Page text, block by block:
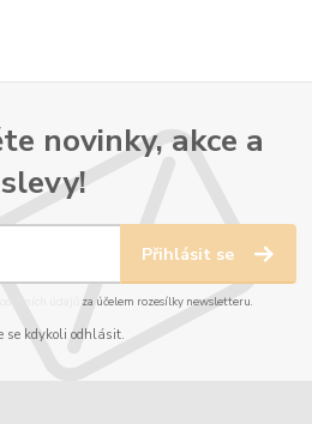
novinky, akce a
slevy!
Přihlásit se
za účelem rozesílky newsletteru.
se kdykoli odhlásit.